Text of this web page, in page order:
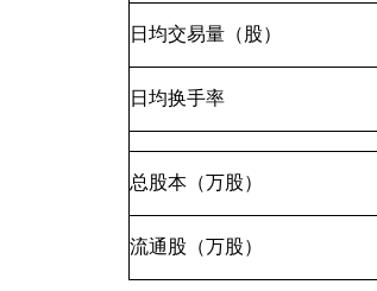
日均交易量（股）
日均换手率
总股本（万股）
流通股（万股）